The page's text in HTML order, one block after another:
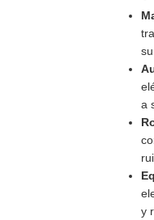
a
y